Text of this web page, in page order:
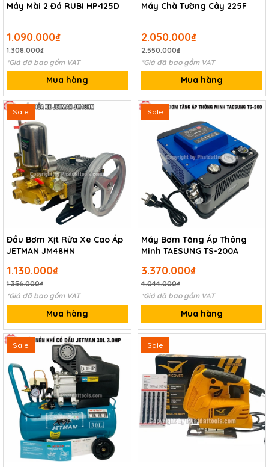
Máy Mài 2 Đá RUBI HP-125D
1.090.000₫
1.308.000₫
*Giá đã bao gồm VAT
Mua hàng
Máy Chà Tường Cây 225F
2.050.000₫
2.550.000₫
*Giá đã bao gồm VAT
Mua hàng
Sale
Đầu Bơm Xịt Rửa Xe Cao Áp
JETMAN JM48HN
1.130.000₫
1.356.000₫
*Giá đã bao gồm VAT
Mua hàng
Sale
Máy Bơm Tăng Áp Thông
Minh TAESUNG TS-200A
3.370.000₫
4.044.000₫
*Giá đã bao gồm VAT
Mua hàng
Sale Sale